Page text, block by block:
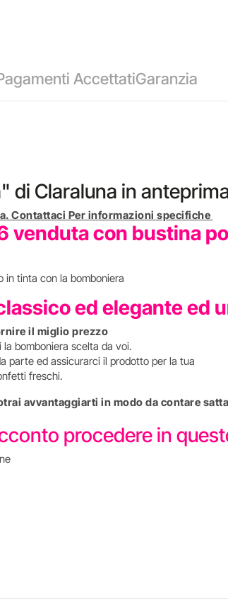
AccettatiGaranzia
di Claraluna in
Contattaci Per informazioni specifiche
venduta con bustina
in tinta con la bomboniera
ed elegante ed
il miglio prezzo
bomboniera scelta da voi.
parte ed assicurarci il prodotto per la tua
freschi.
avvantaggiarti in modo da contare
procedere in